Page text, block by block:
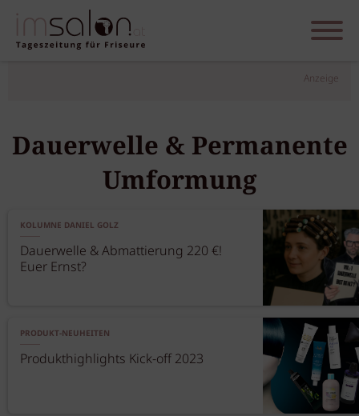
Anzeige
Dauerwelle & Permanente
Umformung
KOLUMNE DANIEL GOLZ
Dauerwelle & Abmattierung 220 €!
Euer Ernst?
PRODUKT-NEUHEITEN
Produkthighlights Kick-off 2023